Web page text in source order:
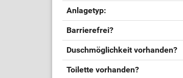
Anlagetyp:
Barrierefrei?
Duschmöglichkeit vorhanden?
Toilette vorhanden?